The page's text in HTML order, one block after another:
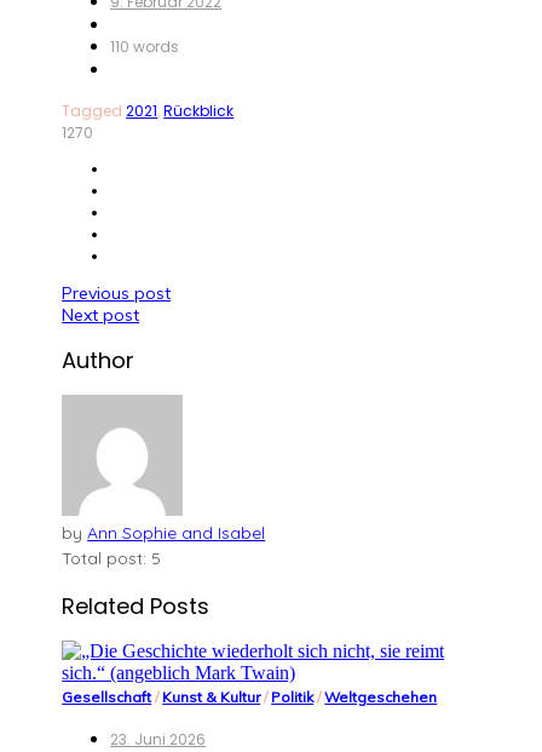
110 words
Tagged2021,Rückblick
1270
Beitragsnavigation
Previous post
Next post
Author
byAnn Sophie and Isabel
Total post: 5
Related Posts
Gesellschaft/ Kunst & Kultur/ Politik/Weltgeschehen
23. Juni 2026